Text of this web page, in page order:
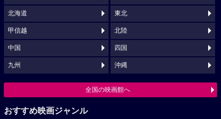
北海道 東北
甲信越 北陸
中国 四国
九州 沖縄
全国の映画館へ
おすすめ映画ジャンル